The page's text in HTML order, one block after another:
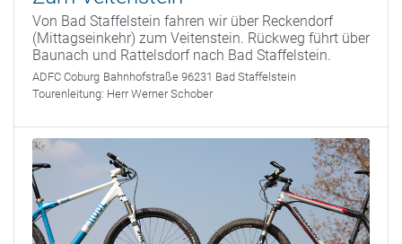
Von Bad Staffelstein fahren wir über Reckendorf
(Mittagseinkehr) zum Veitenstein. Rückweg führt über
Baunach und Rattelsdorf nach Bad Staffelstein.
ADFC Coburg Bahnhofstraße 96231 Bad Staffelstein
Tourenleitung: Herr Werner Schober